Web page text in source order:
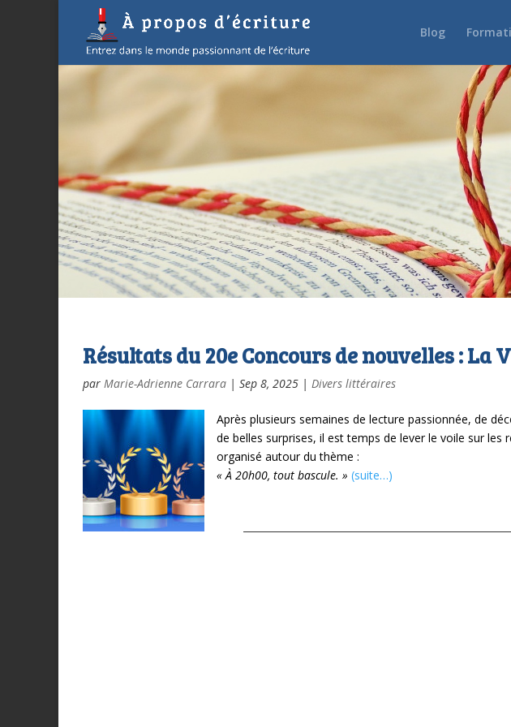
Blog
Résultats du 20e Concours de nouvelles : La
par Marie-Adrienne Carrara | Sep 8, 2025 | Divers littéraires
Après plusieurs semaines de lecture passionnée, de
de belles surprises, il est temps de lever le voile sur les
organisé autour du thème :
« À 20h00, tout bascule. » (suite…)